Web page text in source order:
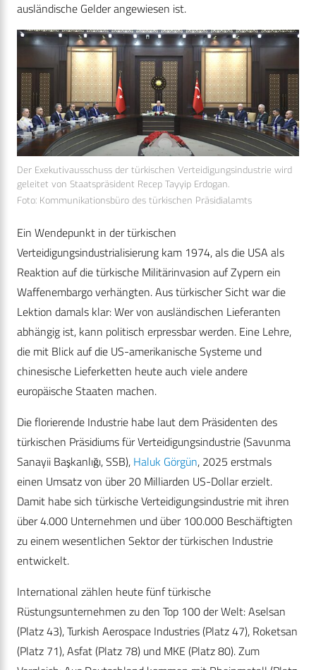
ausländische Gelder angewiesen ist.
Der Exekutivausschuss der türkischen Verteidigungsindustrie wird
geleitet von Staatspräsident Recep Tayyip Erdogan.
Foto: Kommunikationsbüro des türkischen Präsidialamts
Ein Wendepunkt in der türkischen
Verteidigungsindustrialisierung kam 1974, als die USA als
Reaktion auf die türkische Militärinvasion auf Zypern ein
Waffenembargo verhängten. Aus türkischer Sicht war die
Lektion damals klar: Wer von ausländischen Lieferanten
abhängig ist, kann politisch erpressbar werden. Eine Lehre,
die mit Blick auf die US-amerikanische Systeme und
chinesische Lieferketten heute auch viele andere
europäische Staaten machen.
Die florierende Industrie habe laut dem Präsidenten des
türkischen Präsidiums für Verteidigungsindustrie (Savunma
Sanayii Başkanlığı, SSB), Haluk Görgün, 2025 erstmals
einen Umsatz von über 20 Milliarden US-Dollar erzielt.
Damit habe sich türkische Verteidigungsindustrie mit ihren
über 4.000 Unternehmen und über 100.000 Beschäftigten
zu einem wesentlichen Sektor der türkischen Industrie
entwickelt.
International zählen heute fünf türkische
Rüstungsunternehmen zu den Top 100 der Welt: Aselsan
(Platz 43), Turkish Aerospace Industries (Platz 47), Roketsan
(Platz 71), Asfat (Platz 78) und MKE (Platz 80). Zum